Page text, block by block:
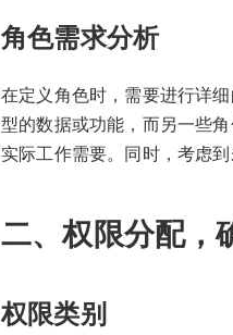
角色需求分析
在定义角色时，需要进行详
型的数据或功能，而另一些
实际工作需要。同时，考虑
二、权限分配，
权限类别